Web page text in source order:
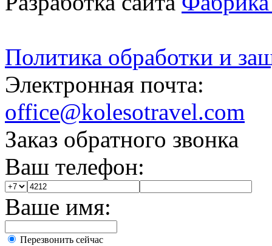
Политика обработки и
Электронная почта:
office@kolesotravel.com
Заказ обратного звонка
Ваш телефон:
Ваше имя:
Перезвонить сейчас